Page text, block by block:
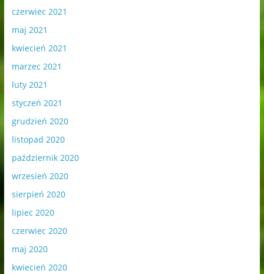
czerwiec 2021
maj 2021
kwiecień 2021
marzec 2021
luty 2021
styczeń 2021
grudzień 2020
listopad 2020
październik 2020
wrzesień 2020
sierpień 2020
lipiec 2020
czerwiec 2020
maj 2020
kwiecień 2020